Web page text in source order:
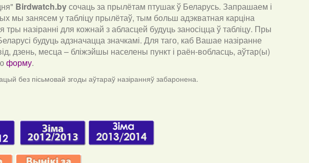
Birdwatch.byсочаць за прылётам птушак ў Беларусь. Запрашаем і
мы занясем у табліцу прылётаў, тым больш адэкватная карціна
назіранні для кожнай з абласцей будуць заносіцца ў табліцу. Пры
будуць адзначацца значкамі. Для таго, каб Вашае назіранне
дзень, месца – бліжэйшы населены пункт і раён-вобласць, аўтар(ы)
форму.
без пісьмовай згоды аўтараў назіранняў забаронена.